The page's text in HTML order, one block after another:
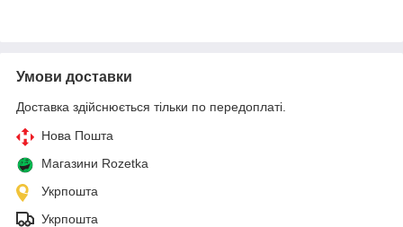
Умови доставки
Доставка здійснюється тільки по передоплаті.
Нова Пошта
Магазини Rozetka
Укрпошта
Укрпошта